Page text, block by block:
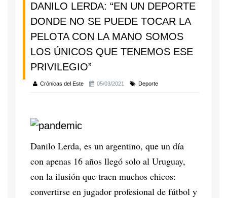
DANILO LERDA: “EN UN DEPORTE
DONDE NO SE PUEDE TOCAR LA
PELOTA CON LA MANO SOMOS
LOS ÚNICOS QUE TENEMOS ESE
PRIVILEGIO”
Crónicas del Este 05/03/2021 Deporte
Danilo Lerda, es un argentino, que un día
con apenas 16 años llegó solo al Uruguay,
con la ilusión que traen muchos chicos:
convertirse en jugador profesional de fútbol y